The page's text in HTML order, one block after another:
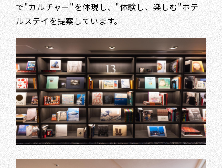
で"カルチャー"を体現し、"体験し、楽しむ"ホテ
ルステイを提案しています。